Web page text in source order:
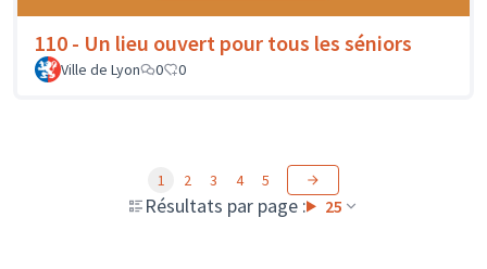
110 - Un lieu ouvert pour tous les séniors
Ville de Lyon 0 0
Résultats par page : 25
1 2 3 4 5